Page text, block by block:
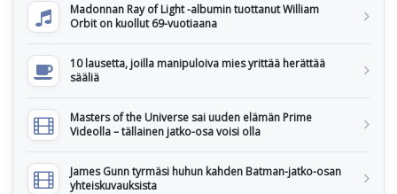
Madonnan Ray of Light -albumin tuottanut William
Orbit on kuollut 69-vuotiaana
10 lausetta, joilla manipuloiva mies yrittää herättää
sääliä
Masters of the Universe sai uuden elämän Prime
Videolla – tällainen jatko-osa voisi olla
James Gunn tyrmäsi huhun kahden Batman-jatko-osan
yhteiskuvauksista